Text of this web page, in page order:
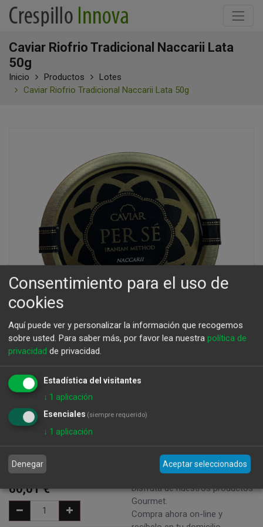
Caviar Riofrio Tradicional Naccarii Lata
50g
Inicio Productos
Lotes
Caviar Riofrio Tradicional Naccarii Lata 50g
Caviar Riofrio Tradicional Naccarii Lata
CJ-1152 - 8436555642563 - Caviar - Marca: Caviar per se
60,01€
Disfruta de nuestros productos
Gourmet.
Compra ahora on-line y
Consentimiento para el uso de
cookies
Aquí puede ver y personalizar la información que recogemos
sobre usted. Para saber más, por favor lea nuestra política de
privacidad de privacidad.
Estadística del visitantes
↓ 1 aplicación
Esenciales (siempre requerido)
↓ 1 aplicación
Denegar Aceptar seleccionados